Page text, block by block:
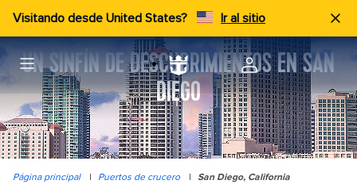
Visitando desde United States? Ir al sitio
UN SINFÍN DE DESCUBRIMIENTOS EN SAN
DIEGO
Página principal | Puertos de crucero | San Diego, California